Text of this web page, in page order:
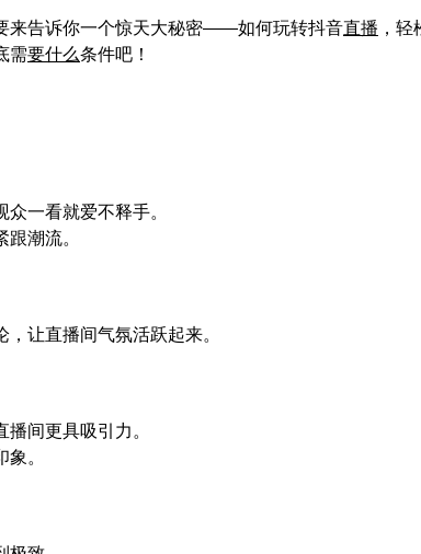
来告诉你一个惊天大秘密——如何玩转抖音直播 ，
需要什么条件吧！
众一看就爱不释手。
潮流。
让直播间气氛活跃起来。
间更具吸引力。
。